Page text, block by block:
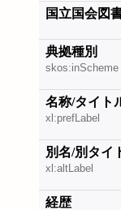
国立国会図
典拠種別
skos:inScheme
名称/タイト
xl:prefLabel
別名/別タイ
xl:altLabel
経歴